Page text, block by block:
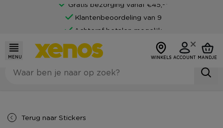
Gratis bezorging vanaf €45,-*
Klantenbeoordeling van 9
Achteraf betalen mogelijk
MENU WINKELS ACCOUNT MANDJE
Terug naar Stickers